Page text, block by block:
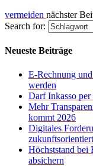
vermeiden nächster
Search for:
Neueste Beiträge
E-Rechnung
werden
Darf Inkasso
Mehr
kommt 2026
Digitales
zukunftsorientiert
Höchststand bei
absichern